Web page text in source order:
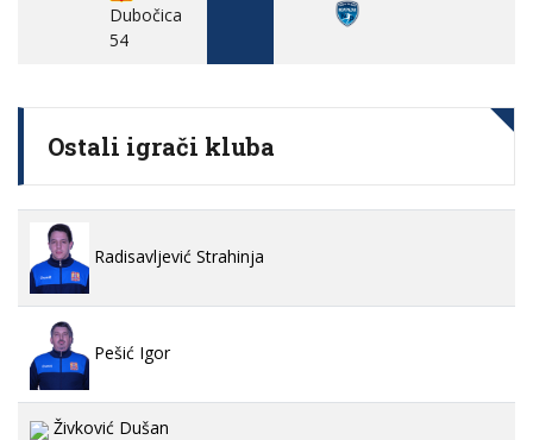
Dubočica
54
Ostali igrači kluba
Radisavljević Strahinja
Pešić Igor
Živković Dušan